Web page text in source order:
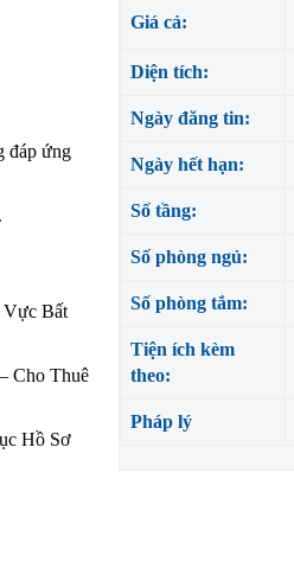
Giá cả:
Diện tích:
Ngày đăng tin:
Ngày hết hạn:
Số tầng:
Số phòng ngủ:
Số phòng tắm:
Tiện ích kèm
theo:
Pháp lý
đáp ứng
Vực Bất
Cho Thuê
Hồ Sơ